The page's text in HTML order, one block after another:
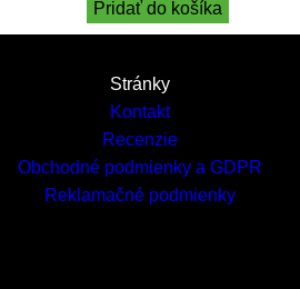
Pridať do košíka
Stránky
Kontakt
Recenzie
Obchodné podmienky a GDPR
Reklamačné podmienky